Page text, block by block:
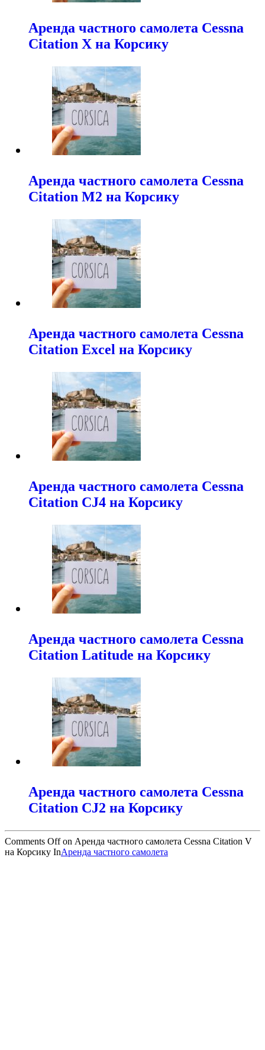
Аренда частного самолета Cessna
Citation X на Корсику
Аренда частного самолета Cessna
Citation M2 на Корсику
Аренда частного самолета Cessna
Citation Excel на Корсику
Аренда частного самолета Cessna
Citation CJ4 на Корсику
Аренда частного самолета Cessna
Citation Latitude на Корсику
Аренда частного самолета Cessna
Citation CJ2 на Корсику
Comments Offon Аренда частного самолета Cessna Citation V
на Корсику InАренда частного самолета